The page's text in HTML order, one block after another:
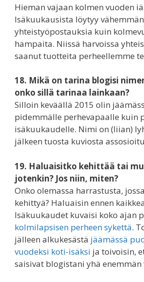
Hieman vajaan kolmen vuoden
Isäkuukausista löytyy
yhteistyöpostauksia kuin
hampaita. Niissä harvoissa
saanut tuotteita perheellemme
18. Mikä on tarina blogisi
onko sillä tarinaa lainkaan?
Silloin keväällä 2015 olin
pidemmälle perhevapaalle kuin
isäkuukaudelle. Nimi on (liian)
jälkeen tuosta kuviosta
19. Haluaisitko kehittää tai
jotenkin? Jos niin, miten?
Onko olemassa harrastusta,
kehittyä? Haluaisin ennen
Isäkuukaudet kuvaisi koko ajan
kolmilapsisen perheen sykettä.
jälleen alkukesästä jäämässä
vuodeksi koti-isäksi ja toivoisin,
saisivat blogistani yhä enemmän